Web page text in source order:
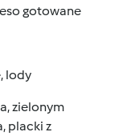
gotowane
lody
zielonym
placki z